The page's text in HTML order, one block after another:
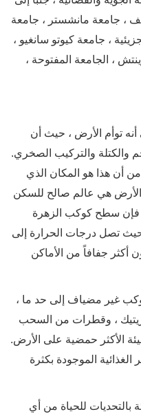
، جامعة مانشستر ، جامعة
، جامعة كيوتو سانغيو ،
، الجامعة المفتوحة ،
توأم الأرض ، حيث أن
والكتلة والتركيب الصخري.
أن هذا هو المكان الذي
الأرض هي عالم صالح للسكن
فإن سطح كوكب الزهرة
تصل درجات الحرارة إلى
أكثر جفافاً من الأماكن
غير مضياف إلى حد ما ،
، وقطرات من السحب
الأكثر حمضية على الأرض.
الموجودة بكثرة
بالتحديات للحياة من أي